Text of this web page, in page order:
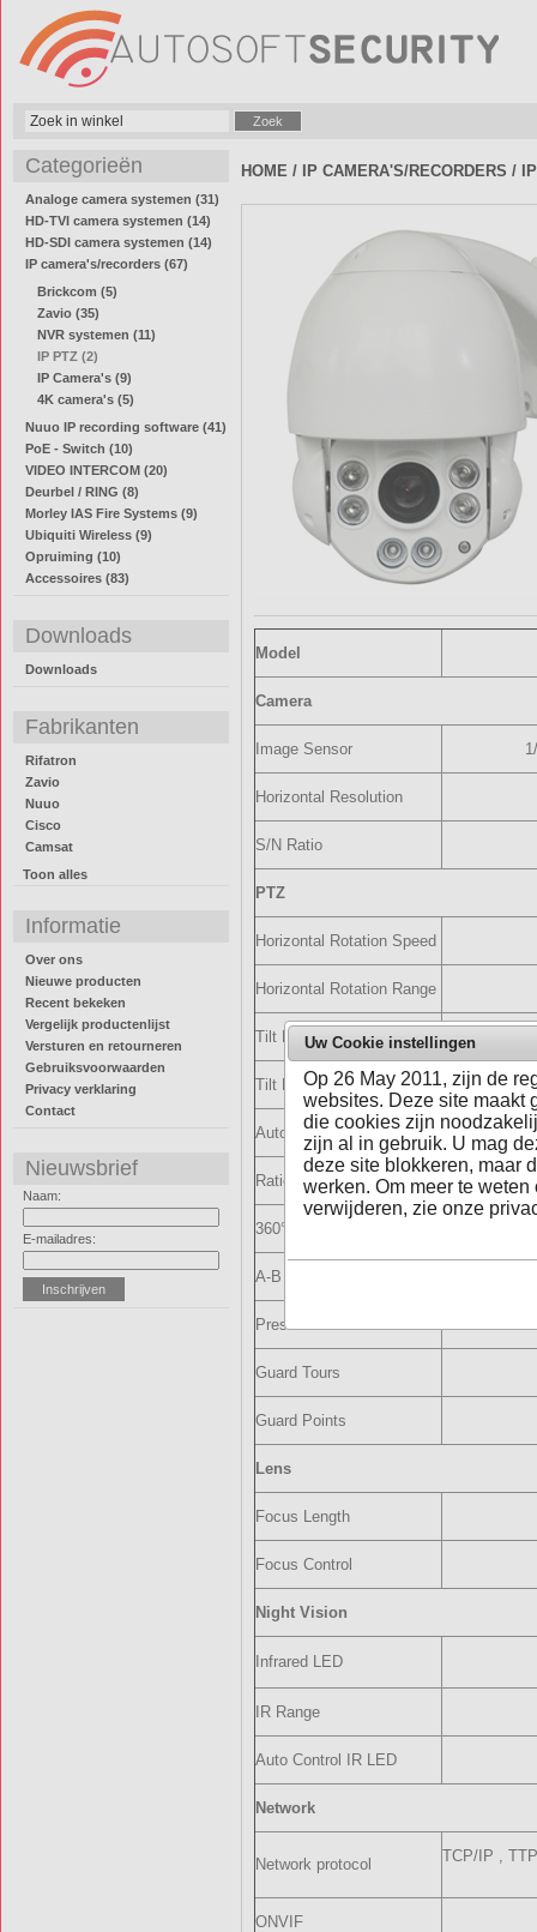
Categorieën
Analoge camera systemen (31)
HD-TVI camera systemen (14)
HD-SDI camera systemen (14)
IP camera's/recorders (67)
Brickcom (5)
Zavio (35)
NVR systemen (11)
IP PTZ (2)
IP Camera's (9)
4K camera's (5)
Nuuo IP recording software (41)
PoE - Switch (10)
VIDEO INTERCOM (20)
Deurbel / RING (8)
Morley IAS Fire Systems (9)
Ubiquiti Wireless (9)
Opruiming (10)
Accessoires (83)
Downloads
Downloads
Fabrikanten
Rifatron
Zavio
Nuuo
Cisco
Camsat
Toon alles
Informatie
Over ons
Nieuwe producten
Recent bekeken
Vergelijk productenlijst
Versturen en retourneren
Gebruiksvoorwaarden
Privacy verklaring
Contact
Nieuwsbrief
Naam:
E-mailadres:
HOME / IP CAMERA'S/RECORDERS /
Model
Camera
Image Sensor
Horizontal Resolution
S/N Ratio
PTZ
Horizontal Rotation Speed
Horizontal Rotation Range
Tilt Rotation Speed
Tilt Rotation Range
Auto Flip
Ratio Speed
360° Scan
A-B Scan
Preset Points
Guard Tours
Guard Points
Lens
Focus Length
Focus Control
Night Vision
Infrared LED
IR Range
Auto Control IR LED
Network
Network protocol TCP/IP ,
ONVIF
Uw Cookie instellingen
Op 26 May 2011, zijn de
websites. Deze site maakt
die cookies zijn
zijn al in gebruik. U mag
deze site blokkeren, maar
werken. Om meer te
verwijderen, zie onze